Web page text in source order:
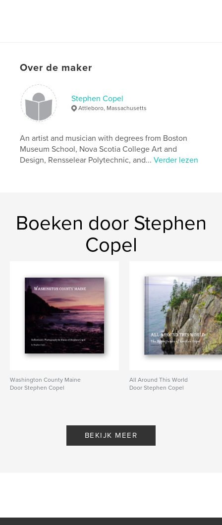
Over de maker
Stephen Copel
Attleboro, Massachusetts
An artist and musician with degrees from Boston
Museum School, Nova Scotia College Art and
Design, Rensselear Polytechnic, and...Verder lezen
Boeken door Stephen
Copel
Washington County Maine
Door Stephen Copel
All Around This World
Door Stephen Copel
BEKIJK MEER